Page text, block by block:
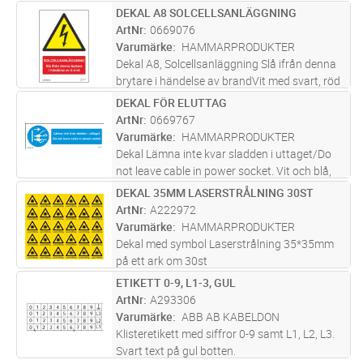
ST Lägg i kundvagn
DEKAL A8 SOLCELLSANLÄGGNING
ArtNr 0669076
Varumärke
HAMMARPRODUKTER
Dekal A8, Solcellsanläggning Slå ifrån denna
brytare i händelse av brandVit med svart, röd
och gul text. 52x75mm, självhäftande
ST Lägg i kundvagn
DEKAL FÖR ELUTTAG
ArtNr 0669767
Varumärke
HAMMARPRODUKTER
Dekal Lämna inte kvar sladden i uttaget/Do
not leave cable in power socket. Vit och blå,
20x40mm, självhäftande. Påbudsdekal för
motorvärmare, elverktyg, badpooler som till
exempel har elektrisk pum...läs mer
ST Lägg i kundvagn
DEKAL 35MM LASERSTRÅLNING 30ST
ArtNr A222972
Varumärke
HAMMARPRODUKTER
Dekal med symbol Laserstrålning 35*35mm
på ett ark om 30st
ST Lägg i kundvagn
ETIKETT 0-9, L1-3, GUL
ArtNr A293306
Varumärke
ABB AB KABELDON
Klisteretikett med siffror 0-9 samt L1, L2, L3.
Svart text på gul botten.